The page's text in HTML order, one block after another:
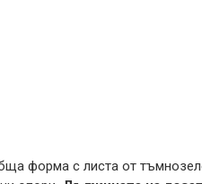
форма с листа от